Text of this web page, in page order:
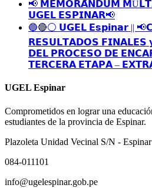
📢 𝗠𝗘𝗠𝗢𝗥𝗔́𝗡𝗗𝗨𝗠
𝗨𝗚𝗘𝗟 𝗘𝗦𝗣𝗜𝗡𝗔𝗥📢
🔵🔴⚪️ 𝗨𝗚𝗘𝗟 𝗘𝘀𝗽𝗶𝗻𝗮𝗿 ||
𝗥𝗘𝗦𝗨𝗟𝗧𝗔𝗗𝗢𝗦 𝗙𝗜𝗡𝗔𝗟𝗘𝗦
𝗗𝗘𝗟 𝗣𝗥𝗢𝗖𝗘𝗦𝗢 𝗗𝗘
𝗧𝗘𝗥𝗖𝗘𝗥𝗔 𝗘𝗧𝗔𝗣𝗔 –
UGEL Espinar
Comprometidos en lograr una
estudiantes de la provincia de Espinar.
Plazoleta Unidad Vecinal S/N - Espinar
084-011101
info@ugelespinar.gob.pe